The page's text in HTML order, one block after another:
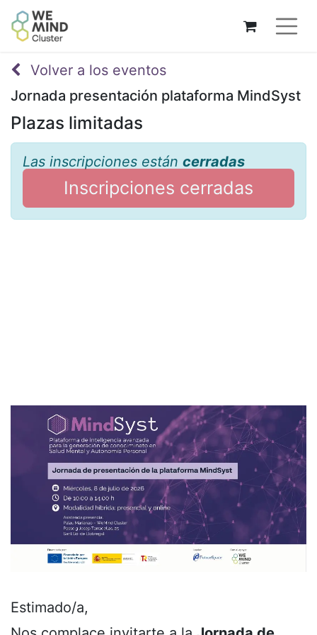
Volver a los eventos
Jornada presentación plataforma MindSyst
Plazas limitadas
Las inscripciones están cerradas
Inscripciones cerradas
Estimado/a,